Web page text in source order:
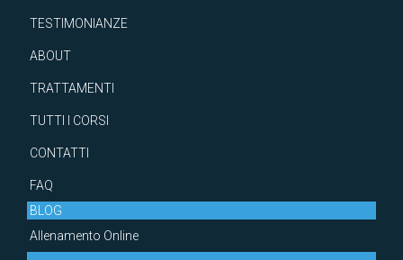
TESTIMONIANZE
ABOUT
TRATTAMENTI
TUTTI I CORSI
CONTATTI
FAQ
BLOG
Allenamento Online